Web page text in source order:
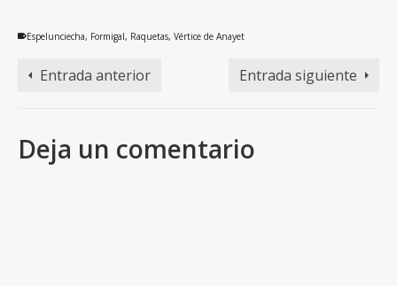
Espelunciecha, Formigal, Raquetas, Vértice de Anayet
Entrada anterior Entrada siguiente
Deja un comentario